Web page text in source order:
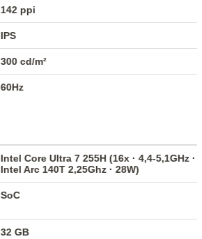
142 ppi
IPS
300 cd/m²
60Hz
Intel Core Ultra 7 255H (16x · 4,4-5,1GHz ·
Intel Arc 140T 2,25Ghz · 28W)
SoC
32 GB